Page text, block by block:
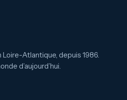
Atlantique, depuis 1986.
d’aujourd’hui.